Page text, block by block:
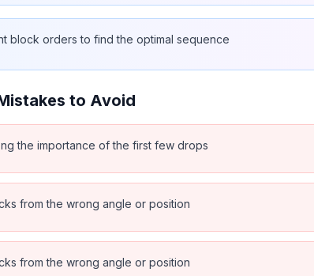
block orders to find the optimal sequence
to Avoid
the importance of the first few drops
from the wrong angle or position
from the wrong angle or position